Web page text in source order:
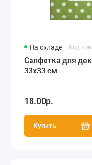
На складе Код
Салфетка для
33х33 см
18.00р.
Купить